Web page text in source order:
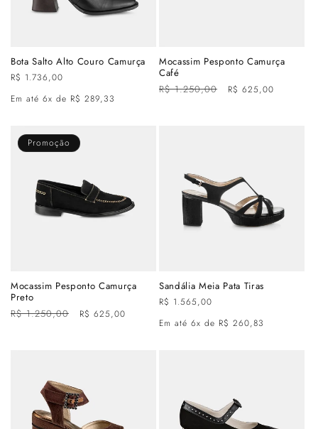
Bota Salto Alto Couro Camurça
Preço
R$ 1.736,00
Em até 6x de R$ 289,33
Mocassim Pesponto Camurça
Café
Preço
R$ 1.250,00
Preço
R$ 625,00
Promoção
Mocassim Pesponto Camurça
Preto
Preço
R$ 1.250,00
Preço
R$ 625,00
Sandália Meia Pata Tiras
Preço
R$ 1.565,00
Em até 6x de R$ 260,83